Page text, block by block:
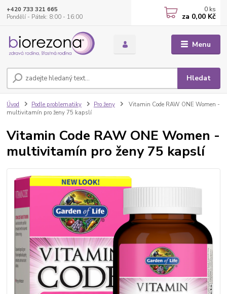
Menu
Hledat
+420 733 321 665
Pondělí - Pátek: 8:00 - 16:00
0 ks
za 0,00 Kč
Úvod Podle problematiky Pro ženy
Vitamin Code RAW ONE Women -
multivitamín pro ženy 75 kapslí
Vitamin Code RAW ONE Women -
multivitamín pro ženy 75 kapslí